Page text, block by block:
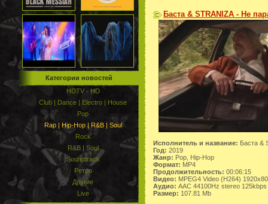
Категории новостей
HDTV - HD
Club | Dance | Electro | House
Pop
Rap | Hip-Hop | R&B | Soul
Rock
R&B | Soul
Soundtrack
Ретро
Другие
Live
Баста & STRANIZA - Не
Исполнитель и название: Баста &
Год: 2019
Жанр: Pop, Hip-Hop
Формат: MP4
Продолжительность: 00:06:15
Видео: MPEG4 Video (H264)
Аудио: AAC 44100Hz stereo 125kbps
Размер: 107.81 Mb